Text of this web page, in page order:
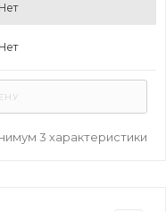
Нет
Нет
3 характеристики